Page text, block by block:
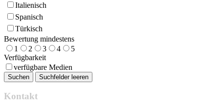
Italienisch
Spanisch
Türkisch
Bewertung mindestens
1
2 3 4
5
Verfügbarkeit
verfügbare Medien
Kontakt